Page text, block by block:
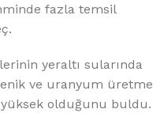
fazla temsil
yeraltı sularında
ve uranyum üretme
yüksek olduğunu buldu.